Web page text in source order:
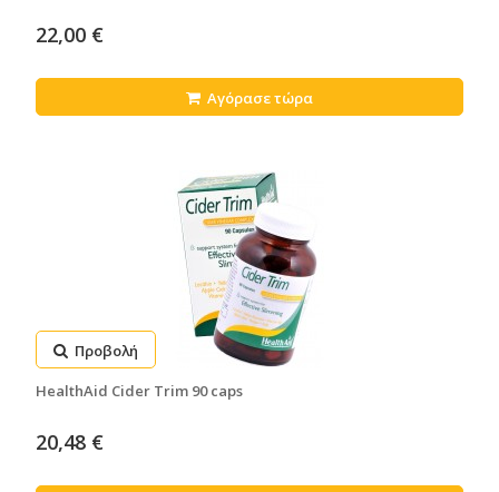
22,00 €
Αγόρασε τώρα
Προβολή
HealthAid Cider Trim 90 caps
20,48 €